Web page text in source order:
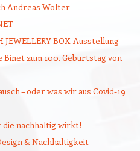
Andreas Wolter
JEWELLERY BOX-Ausstellung
Binet zum 100. Geburtstag von
– oder was wir aus Covid-19
die nachhaltig wirkt!
& Nachhaltigkeit